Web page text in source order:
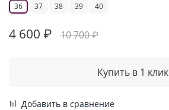
36
37 38 39 40
4 600 ₽ 10 700 ₽
Купить в 1 клик
Добавить в сравнение